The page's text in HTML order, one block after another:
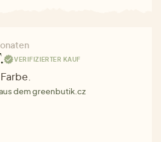
VERIFIZIERTER KAUF
dem greenbutik.cz